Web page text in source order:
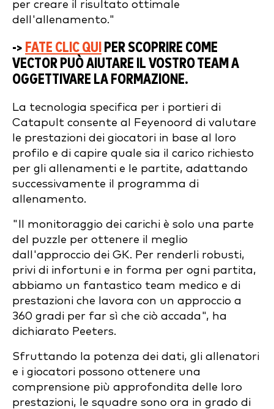
per creare il risultato ottimale
dell'allenamento."
-> FATE CLIC QUI PER SCOPRIRE COME
VECTOR PUÒ AIUTARE IL VOSTRO TEAM A
OGGETTIVARE LA FORMAZIONE.
La tecnologia specifica per i portieri di
Catapult consente al Feyenoord di valutare
le prestazioni dei giocatori in base al loro
profilo e di capire quale sia il carico richiesto
per gli allenamenti e le partite, adattando
successivamente il programma di
allenamento.
"Il monitoraggio dei carichi è solo una parte
del puzzle per ottenere il meglio
dall'approccio dei GK. Per renderli robusti,
privi di infortuni e in forma per ogni partita,
abbiamo un fantastico team medico e di
prestazioni che lavora con un approccio a
360 gradi per far sì che ciò accada", ha
dichiarato Peeters.
Sfruttando la potenza dei dati, gli allenatori
e i giocatori possono ottenere una
comprensione più approfondita delle loro
prestazioni, le squadre sono ora in grado di